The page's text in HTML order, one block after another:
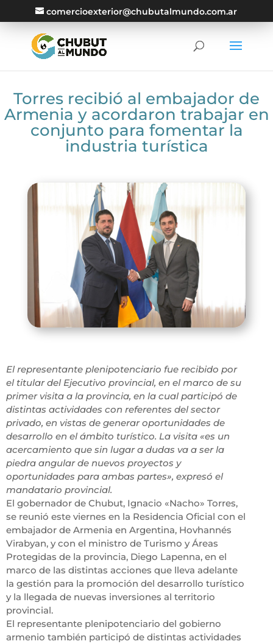
comercioexterior@chubutalmundo.com.ar
Torres recibió al embajador de
Armenia y acordaron trabajar en
conjunto para fomentar la
industria turística
El representante plenipotenciario fue recibido por
el titular del Ejecutivo provincial, en el marco de su
primer visita a la provincia, en la cual participó de
distintas actividades con referentes del sector
privado, en vistas de generar oportunidades de
desarrollo en el ámbito turístico. La visita «es un
acercamiento que sin lugar a dudas va a ser la
piedra angular de nuevos proyectos y
oportunidades para ambas partes», expresó el
mandatario provincial.
El gobernador de Chubut, Ignacio «Nacho» Torres,
se reunió este viernes en la Residencia Oficial con el
embajador de Armenia en Argentina, Hovhannés
Virabyan, y con el ministro de Turismo y Áreas
Protegidas de la provincia, Diego Lapenna, en el
marco de las distintas acciones que lleva adelante
la gestión para la promoción del desarrollo turístico
y la llegada de nuevas inversiones al territorio
provincial.
El representante plenipotenciario del gobierno
armenio también participó de distintas actividades